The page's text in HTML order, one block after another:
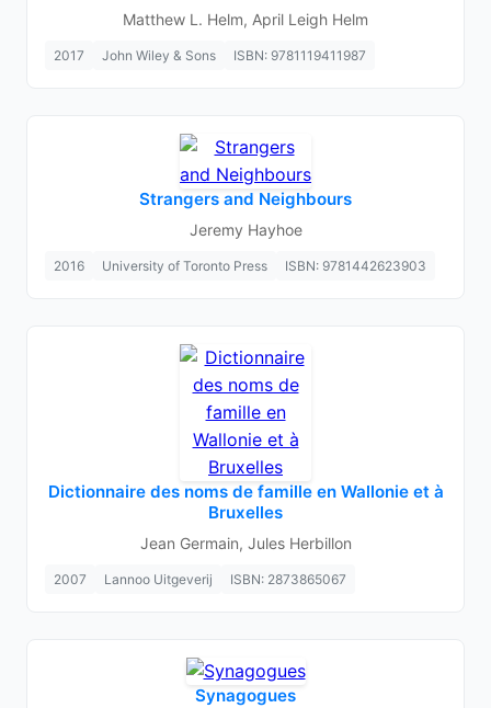
Matthew L. Helm, April Leigh Helm
2017 John Wiley & Sons ISBN: 9781119411987
Strangers and Neighbours
Jeremy Hayhoe
2016 University of Toronto Press ISBN: 9781442623903
Dictionnaire des noms de famille en Wallonie et à
Bruxelles
Jean Germain, Jules Herbillon
2007 Lannoo Uitgeverij ISBN: 2873865067
Synagogues